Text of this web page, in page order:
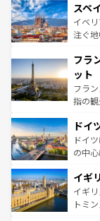
ろん
景な
ピザ
ませ
なお
しい。
スペ
イベ
注ぐ
文化
れる
る。
アー
せる
ンテ
フラ
ット
フラ
指の
で、
聖堂
から
いる
香り
らに
ドイ
ドイ
の中
顔を
ルリ
して
イギ
イギ
トミ